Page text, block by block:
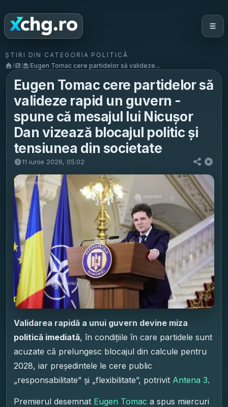
ȘTIRI DIN CATEGORIA POLITICĂ
/
/ /Eugen Tomac cere partidelor să valideze...
Eugen Tomac cere partidelor să
valideze rapid un guvern -
spune că mesajul lui Nicușor
Dan vizează blocajul politic și
tensiunea din societate
11 iunie 2026, 05:02
Validarea rapidă a unui guvern devine miza
politică imediată, în condițiile în care partidele sunt
acuzate că prelungesc blocajul din calcule pentru
2028, iar președintele le cere public
„responsabilitate” și „flexibilitate”, potrivit Antena 3.
Premierul desemnat Eugen Tomac a spus miercuri